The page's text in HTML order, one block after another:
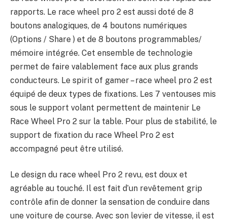
rapports. Le race wheel pro 2 est aussi doté de 8
boutons analogiques, de 4 boutons numériques
(Options / Share ) et de 8 boutons programmables/
mémoire intégrée. Cet ensemble de technologie
permet de faire valablement face aux plus grands
conducteurs. Le spirit of gamer – race wheel pro 2 est
équipé de deux types de fixations. Les 7 ventouses mis
sous le support volant permettent de maintenir Le
Race Wheel Pro 2 sur la table. Pour plus de stabilité, le
support de fixation du race Wheel Pro 2 est
accompagné peut être utilisé.
Le design du race wheel Pro 2 revu, est doux et
agréable au touché. Il est fait d’un revêtement grip
contrôle afin de donner la sensation de conduire dans
une voiture de course. Avec son levier de vitesse, il est